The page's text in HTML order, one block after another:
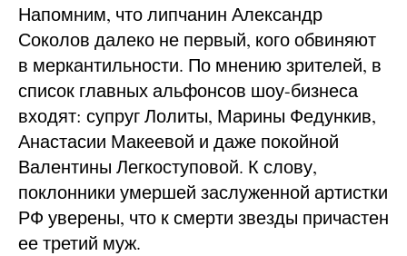
Напомним, что липчанин Александр
Соколов далеко не первый, кого обвиняют
в меркантильности. По мнению зрителей, в
список главных альфонсов шоу-бизнеса
входят: супруг Лолиты, Марины Федункив,
Анастасии Макеевой и даже покойной
Валентины Легкоступовой. К слову,
поклонники умершей заслуженной артистки
РФ уверены, что к смерти звезды причастен
ее третий муж.